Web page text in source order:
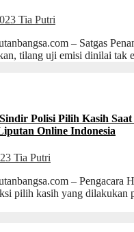
Tia Putri
– Satgas
tilang uji emisi dinilai
Polisi Pilih Kasih
Online Indonesia
Tia Putri
– Pengacara
pilih kasih yang dilakukan